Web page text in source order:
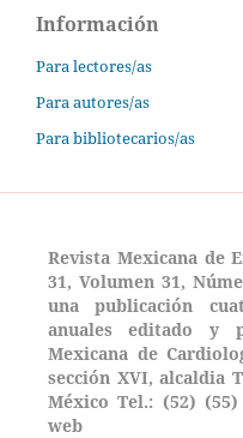
Información
Para lectores/as
Para autores/as
Para bibliotecarios/as
Revista Mexicana de
31, Volumen 31,
una publicación
anuales editado y
Mexicana de
sección XVI, alcaldia
México Tel.: (52)
web